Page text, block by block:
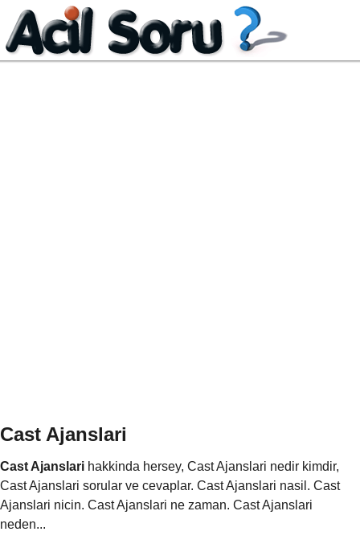
Cast Ajanslari
Cast Ajanslari hakkinda hersey, Cast Ajanslari nedir kimdir,
Cast Ajanslari sorular ve cevaplar. Cast Ajanslari nasil. Cast
Ajanslari nicin. Cast Ajanslari ne zaman. Cast Ajanslari
neden...